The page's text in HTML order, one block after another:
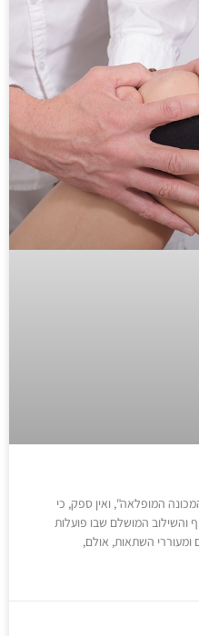
המופלאה", ואין ספק, כי
והשילוב המושלם שבו פועלות
ומעוררי השתאות, אולם,